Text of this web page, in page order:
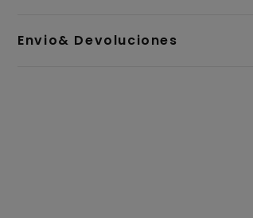
Envio& Devoluciones